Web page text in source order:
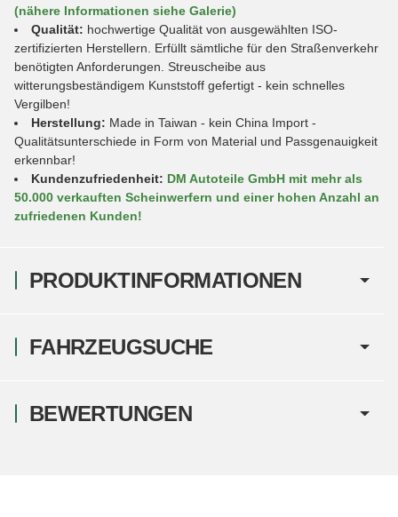
PRODUKTINFORMATIONEN
(nähere Informationen siehe Galerie)
Qualität: hochwertige Qualität von ausgewählten ISO-
zertifizierten Herstellern. Erfüllt sämtliche für den Straßenverkehr
benötigten Anforderungen. Streuscheibe aus
witterungsbeständigem Kunststoff gefertigt - kein schnelles
Vergilben!
Herstellung: Made in Taiwan - kein China Import -
Qualitätsunterschiede in Form von Material und Passgenauigkeit
erkennbar!
Kundenzufriedenheit: DM Autoteile GmbH mit mehr als
50.000 verkauften Scheinwerfern und einer hohen Anzahl an
zufriedenen Kunden!
FAHRZEUGSUCHE
BEWERTUNGEN